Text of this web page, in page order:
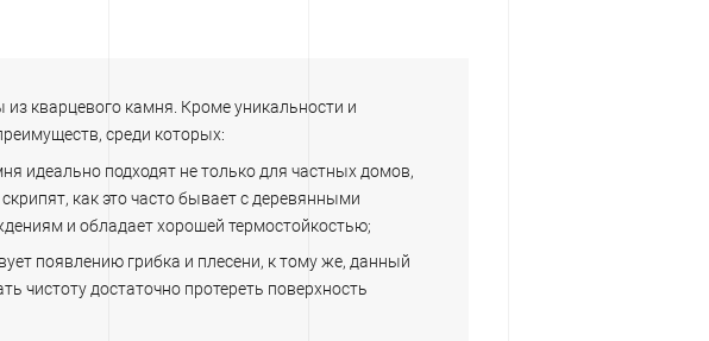
кварцевого камня. Кроме уникальности и
среди которых:
идеально подходят не только для частных домов,
как это часто бывает с деревянными
и обладает хорошей термостойкостью;
появлению грибка и плесени, к тому же, данный
чистоту достаточно протереть поверхность